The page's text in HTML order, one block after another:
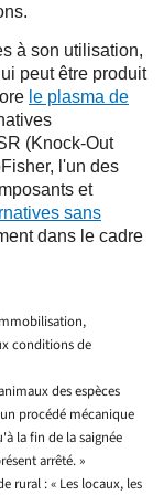
à son utilisation,
peut être produit
le plasma de
(Knock-Out
l'un des
et
sans
dans le cadre
conditions de
des espèces
procédé mécanique
la fin de la saignée
arrêté. »
rural : « Les locaux, les